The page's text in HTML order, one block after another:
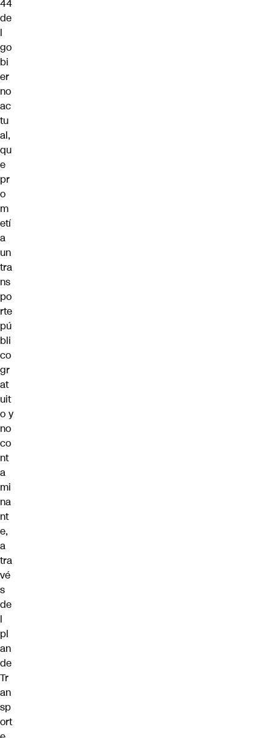
44
de
l
go
bi
er
no
ac
tu
al,
qu
e
pr
o
m
etí
a
un
tra
ns
po
rte
pú
bli
co
gr
at
uit
o y
no
co
nt
a
mi
na
nt
e,
a
tra
vé
s
de
l
pl
an
de
Tr
an
sp
ort